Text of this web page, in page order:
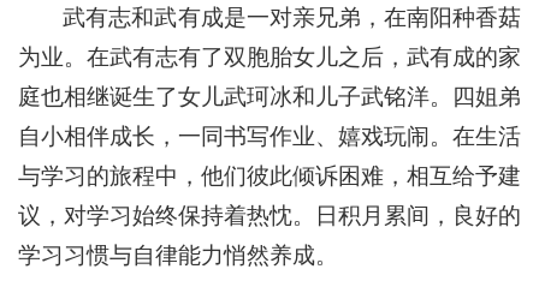
武有志和武有成是一对亲兄弟，在南阳种香菇
为业。在武有志有了双胞胎女儿之后，武有成的家
庭也相继诞生了女儿武珂冰和儿子武铭洋。四姐弟
自小相伴成长，一同书写作业、嬉戏玩闹。在生活
与学习的旅程中，他们彼此倾诉困难，相互给予建
议，对学习始终保持着热忱。日积月累间，良好的
学习习惯与自律能力悄然养成。